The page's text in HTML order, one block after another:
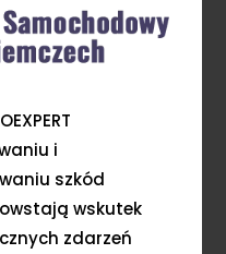
i
szkód
wskutek
zdarzeń